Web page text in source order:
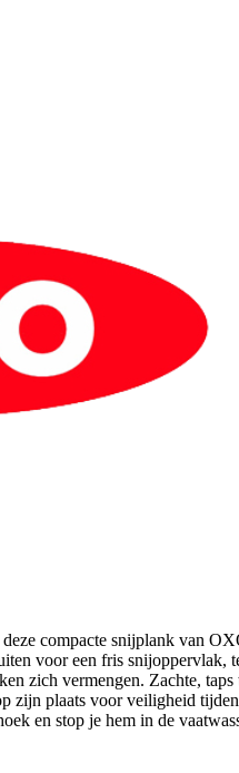
compacte snijplank van
voor een fris
zich vermengen. Zachte,
plaats voor veiligheid
en stop je hem in de